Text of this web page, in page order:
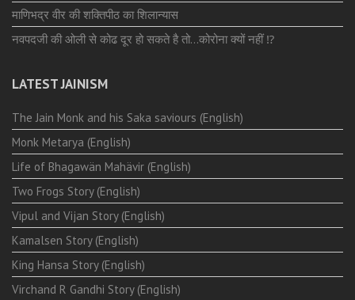
माणिभद्र वीर की शक्तिपीठ का शिलान्यास
नवपदजी की ओली से कोढ दूर हो सकते है तो…कोरोना क्यों नहीं ⁉️
LATEST JAINISM
The Jain Monk and his Saka saviours (English)
Monk Metarya (English)
Life of Bhagawän Mahävir (English)
Two Frogs Story (English)
Vipul and Vijan Story (English)
Kamalsen Story (English)
King Hansa Story (English)
Virchand R Gandhi Story (English)